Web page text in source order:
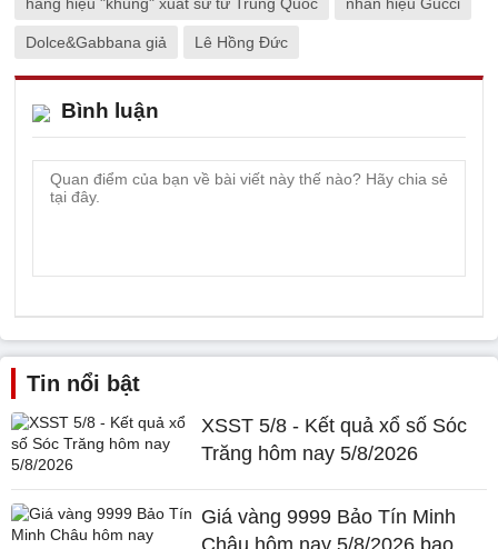
Dolce&Gabbana giả Lê Hồng Đức
Bình luận
Tin nổi bật
XSST 5/8 - Kết quả xổ số Sóc
Trăng hôm nay 5/8/2026
Giá vàng 9999 Bảo Tín Minh
Châu hôm nay 5/8/2026 bao